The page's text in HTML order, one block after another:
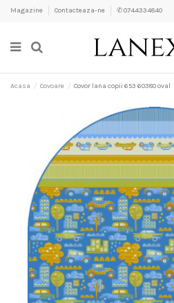
Magazine Contacteaza-ne ✆ 0744334840
Acasa Covoare Covor lana copii 653 60380 oval